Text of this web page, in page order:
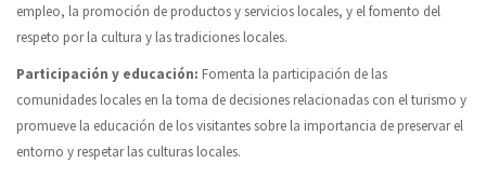
empleo, la promoción de productos y servicios locales, y el fomento del
respeto por la cultura y las tradiciones locales.
Participación y educación: Fomenta la participación de las
comunidades locales en la toma de decisiones relacionadas con el turismo y
promueve la educación de los visitantes sobre la importancia de preservar el
entorno y respetar las culturas locales.